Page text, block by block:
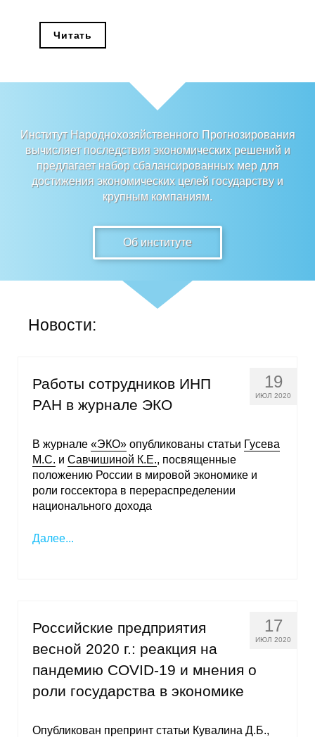
Общие требования
Стандарты оформления
Научные труды
О журнале
Выпуски
Редакционная этика
Информация для авторов
Общие требования
Российско-французский семинар
ЦДУ
Материалы
О совете
Регулярные прогнозы
Квартальный прогноз
Читать
Институт Народнохозяйственного Прогнозирования
вычисляет последствия экономических решений и
предлагает набор сбалансированных мер для
достижения экономических целей государству и
крупным компаниям.
Об институте
Новости:
19
ИЮЛ 2020
Работы сотрудников ИНП
РАН в журнале ЭКО
В журнале «ЭКО» опубликованы статьи Гусева
М.С. и Савчишиной К.Е., посвященные
положению России в мировой экономике и
роли госсектора в перераспределении
национального дохода
Далее...
17
ИЮЛ 2020
Российские предприятия
весной 2020 г.: реакция на
пандемию COVID-19 и мнения о
роли государства в экономике
Опубликован препринт статьи Кувалина Д.Б.,